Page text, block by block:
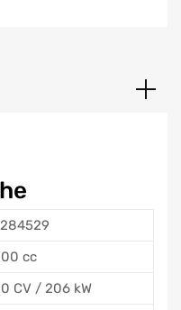
cc
CV / 206 kW